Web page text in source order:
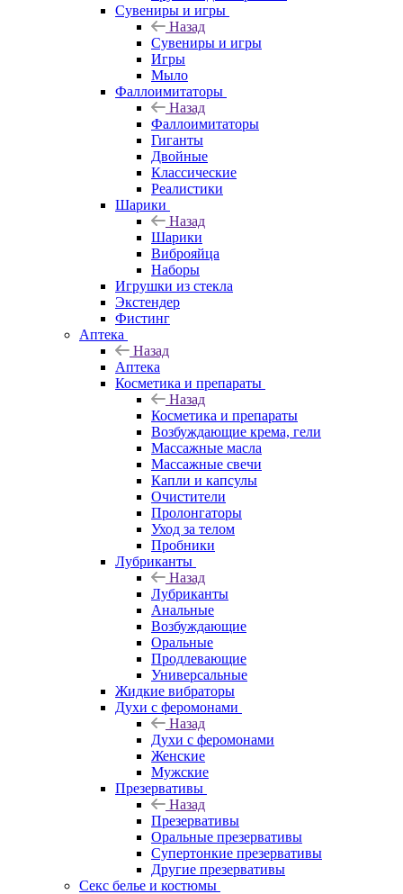
Сувениры и игры
Назад
Сувениры и игры
Игры
Мыло
Фаллоимитаторы
Назад
Фаллоимитаторы
Гиганты
Двойные
Классические
Реалистики
Шарики
Назад
Шарики
Виброяйца
Наборы
Игрушки из стекла
Экстендер
Фистинг
Аптека
Назад
Аптека
Косметика и препараты
Назад
Косметика и препараты
Возбуждающие крема, гели
Массажные масла
Массажные свечи
Капли и капсулы
Очистители
Пролонгаторы
Уход за телом
Пробники
Лубриканты
Назад
Лубриканты
Анальные
Возбуждающие
Оральные
Продлевающие
Универсальные
Жидкие вибраторы
Духи с феромонами
Назад
Духи с феромонами
Женские
Мужские
Презервативы
Назад
Презервативы
Оральные презервативы
Супертонкие презервативы
Другие презервативы
Секс белье и костюмы